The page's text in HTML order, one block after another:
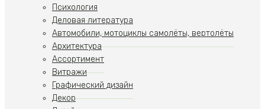
Психология
Деловая литература
Автомобили, мотоциклы самолёты, вертолёты
Архитектура
Ассортимент
Витражи
Графический дизайн
Декор